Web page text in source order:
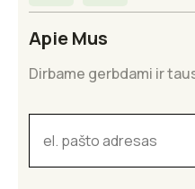
Apie Mus
Dirbame gerbdami ir